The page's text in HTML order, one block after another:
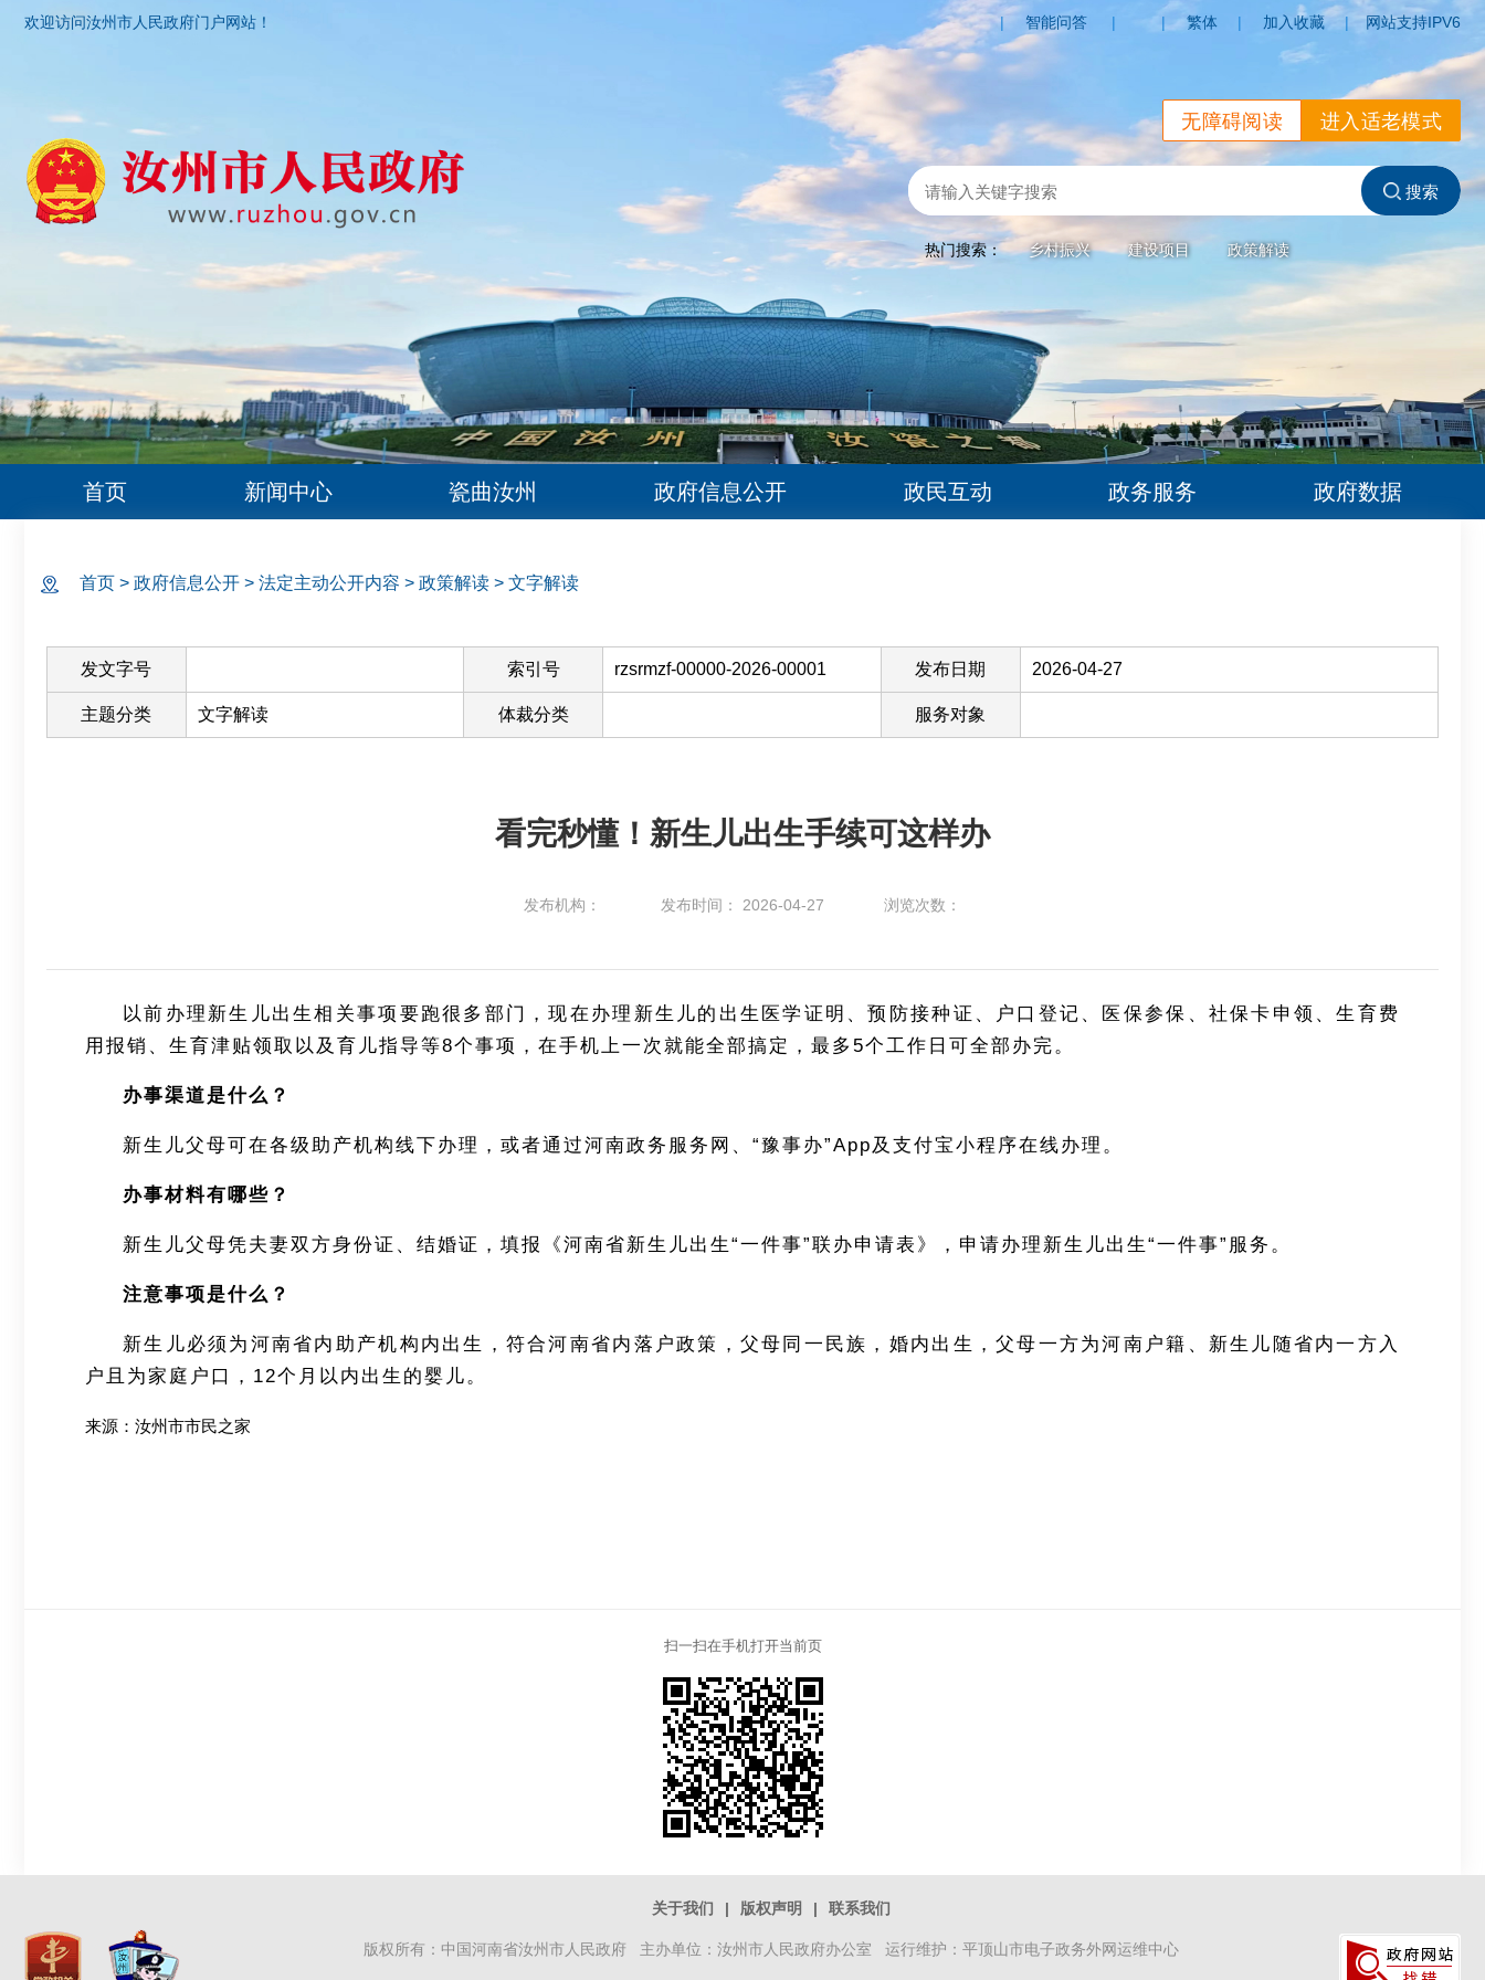
欢迎访问汝州市人民政府门户网站！ | 智能问答 | | 繁体 | 加入收藏 | 网站支持IPV6
进入适老模式
无障碍阅读
热门搜索： 乡村振兴 建设项目 政策解读
首页 新闻中心 瓷曲汝州 政府信息公开 政民互动 政务服务 政府数据
首页 > 政府信息公开 > 法定主动公开内容 > 政策解读 > 文字解读
发文字号 索引号 rzsrmzf-00000-2026-00001 发布日期 2026-04-27
主题分类 文字解读 体裁分类 服务对象
看完秒懂！新生儿出生手续可这样办
发布机构： 发布时间： 2026-04-27 浏览次数：
以前办理新生儿出生相关事项要跑很多部门，现在办理新生儿的出生医学证明、预防接种证、户口登记、医保参保、社保卡申领、生育费
用报销 、生育津贴领取以及育儿指导等8个事项，在手机上一次就能全部搞定，最多5个工作日可全部办完。
办事渠道是什么？
新生儿父母可在各级助产机构线下办理，或者通过河南政务服务网 、“豫事办”App及支付宝小程序在线办理。
办事材料有哪些？
新生儿父母凭夫妻双方身份证、结婚证，填报《河南省新生儿出生“一件事”联办申请表》，申请办理新生儿出生“一件事”服务。
注意事项是什么？
新生儿必须为河南省内助产机构内出生，符合河南省内落户政策，父母同一民族，婚内出生，父母一方为河南户籍、新生儿随省内一方入
户且为家庭户口，12个月以内出生的婴儿。
来源：汝州市市民之家
扫一扫在手机打开当前页
关于我们 | 版权声明 | 联系我们
版权所有：中国河南省汝州市人民政府 主办单位：汝州市人民政府办公室 运行维护：平顶山市电子政务外网运维中心